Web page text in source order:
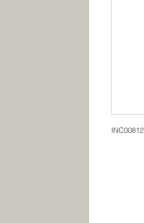
INC00812